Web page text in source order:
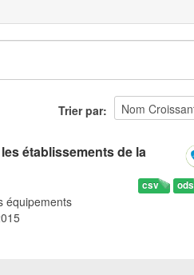
Trier par
établissements de la
ods
csv
équipements